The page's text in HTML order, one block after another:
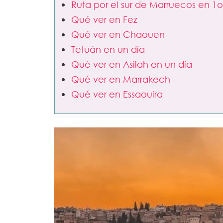
Ruta por el sur de Marruecos en
Qué ver en Fez
Qué ver en Chaouen
Tetuán en un día
Qué ver en Asilah en un día
Qué ver en Marrakech
Qué ver en Essaouira